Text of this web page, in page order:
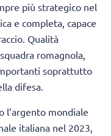
più strategico nel
e completa, capace
Qualità
romagnola,
soprattutto
difesa.
l’argento mondiale
italiana nel 2023,